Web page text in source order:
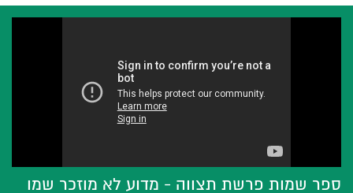
ספר שמות פרשת תצווה - מדוע לא מוזכר שמו